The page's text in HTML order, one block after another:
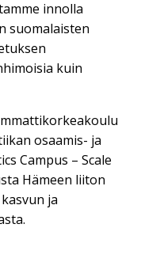
innolla
suomalaisten
kuin
osaamis- ja
Campus – Scale
Hämeen liiton
ja